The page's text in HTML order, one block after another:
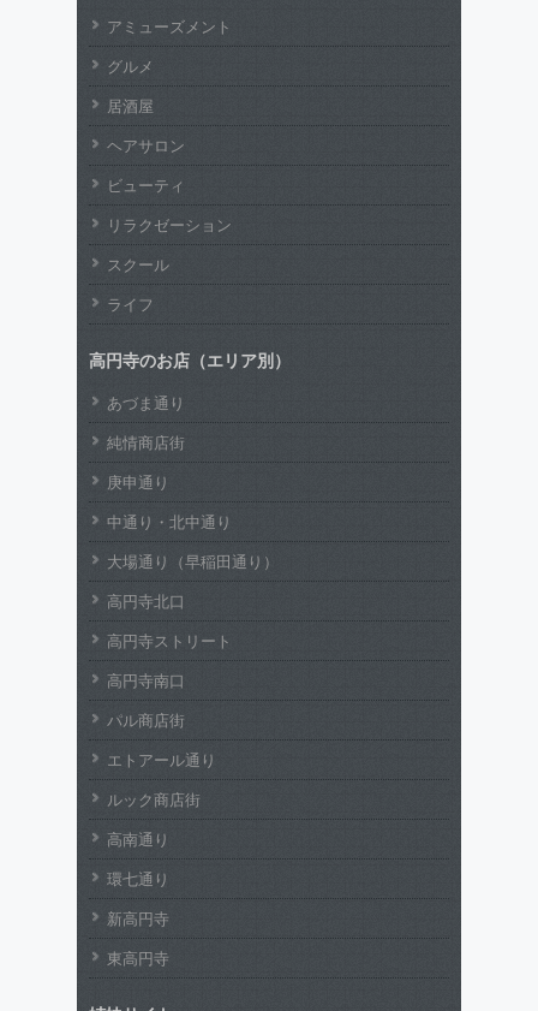
アミューズメント
グルメ
居酒屋
ヘアサロン
ビューティ
リラクゼーション
スクール
ライフ
高円寺のお店（エリア別）
あづま通り
純情商店街
庚申通り
中通り・北中通り
大場通り（早稲田通り）
高円寺北口
高円寺ストリート
高円寺南口
パル商店街
エトアール通り
ルック商店街
高南通り
環七通り
新高円寺
東高円寺